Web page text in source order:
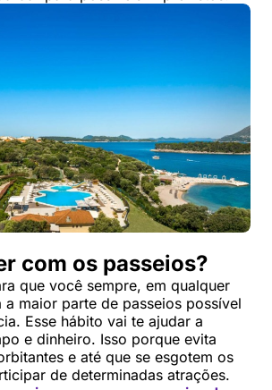
com os passeios?
que você sempre, em qualquer
a maior parte de passeios possível
Esse hábito vai te ajudar a
e dinheiro. Isso porque evita
e até que se esgotem os
de determinadas atrações.